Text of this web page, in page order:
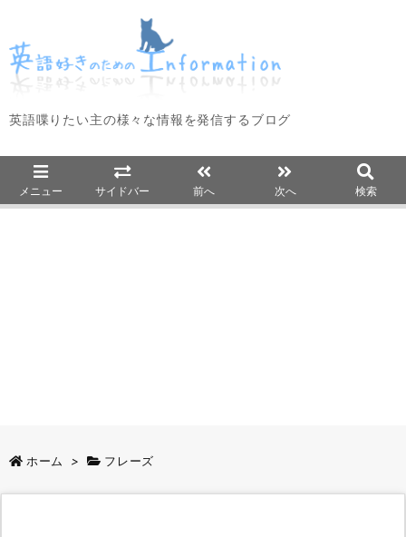
英語喋りたい主の様々な情報を発信するブログ
メニュー サイドバー 前へ 次へ 検索
ホーム > フレーズ